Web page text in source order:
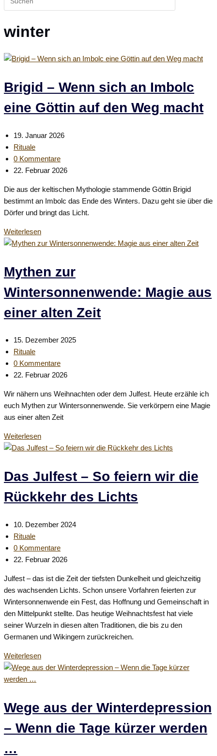
durchsuchen
winter
Brigid – Wenn sich an Imbolc
eine Göttin auf den Weg macht
Beitrag
veröffentlicht:
19. Januar 2026
Beitrags-
Kategorie:
Rituale
Beitrags-
Kommentare:
0 Kommentare
Beitrag
geändert
am:
22. Februar 2026
Die aus der keltischen Mythologie stammende Göttin Brigid
bestimmt an Imbolc das Ende des Winters. Dazu geht sie über die
Dörfer und bringt das Licht.
WeiterlesenBrigid
–
an
Imbolc
eine
Göttin
den
macht
Mythen zur
Wintersonnenwende: Magie aus
einer alten Zeit
Beitrag
veröffentlicht:
15. Dezember 2025
Beitrags-
Kategorie:
Rituale
Beitrags-
Kommentare:
0 Kommentare
Beitrag
geändert
am:
22. Februar 2026
Wir nähern uns Weihnachten oder dem Julfest. Heute erzähle ich
euch Mythen zur Wintersonnenwende. Sie verkörpern eine Magie
aus einer alten Zeit
WeiterlesenMythen
zur
Magie
aus
einer
alten
Das Julfest – So feiern wir die
Rückkehr des Lichts
Beitrag
veröffentlicht:
10. Dezember 2024
Beitrags-
Kategorie:
Rituale
Beitrags-
Kommentare:
0 Kommentare
Beitrag
geändert
am:
22. Februar 2026
Julfest – das ist die Zeit der tiefsten Dunkelheit und gleichzeitig
des wachsenden Lichts. Schon unsere Vorfahren feierten zur
Wintersonnenwende ein Fest, das Hoffnung und Gemeinschaft in
den Mittelpunkt stellte. Das heutige Weihnachtsfest hat viele
seiner Wurzeln in diesen alten Traditionen, die bis zu den
Germanen und Wikingern zurückreichen.
WeiterlesenDas
Julfest
wir
die
Rückkehr
Wege aus der Winterdepression
– Wenn die Tage kürzer werden
…